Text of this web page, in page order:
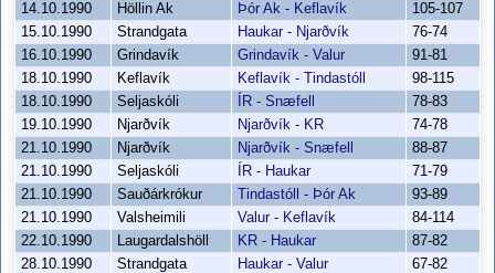
14.10.1990
Höllin Ak Þór Ak - Keflavík
105-107
15.10.1990
Strandgata Haukar - Njarðvík
76-74
16.10.1990
Grindavík Grindavík - Valur
91-81
18.10.1990
Keflavík Keflavík - Tindastóll
98-115
18.10.1990
Seljaskóli ÍR - Snæfell
78-83
19.10.1990
Njarðvík Njarðvík - KR
74-78
21.10.1990
Njarðvík Njarðvík - Snæfell
88-87
21.10.1990
Seljaskóli ÍR - Haukar
71-79
21.10.1990
Sauðárkrókur Tindastóll - Þór Ak
93-89
21.10.1990
Valsheimili Valur - Keflavík
84-114
22.10.1990
Laugardalshöll KR - Haukar
87-82
28.10.1990
Strandgata Haukar - Valur
67-82